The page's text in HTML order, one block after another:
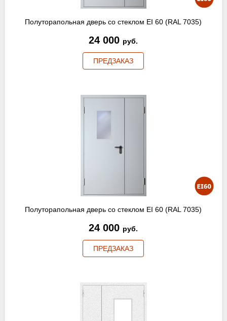
Полуторапольная дверь со стеклом EI 60 (RAL 7035)
24 000 руб.
ПРЕДЗАКАЗ
Полуторапольная дверь со стеклом EI 60 (RAL 7035)
24 000 руб.
ПРЕДЗАКАЗ